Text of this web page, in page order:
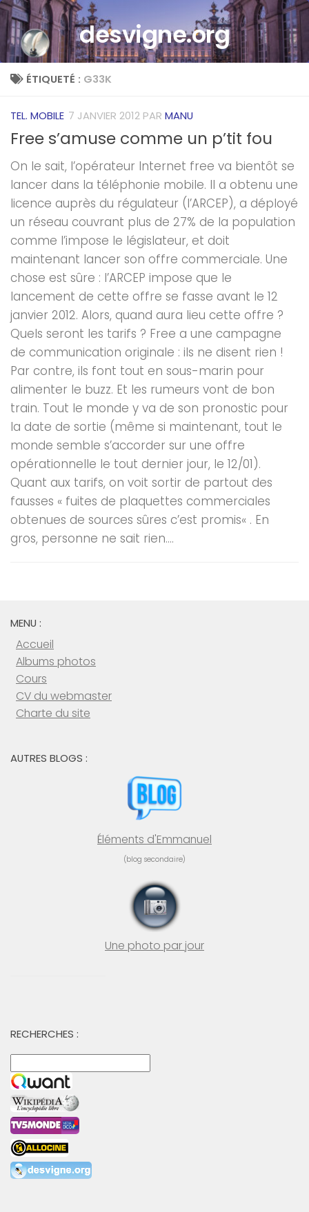
Skip to contentdesvigne.org
ÉTIQUETÉ : G33K
TEL. MOBILE 7 JANVIER 2012 PAR MANU
Free s’amuse comme un p’tit fou
On le sait, l’opérateur Internet free va bientôt se
lancer dans la téléphonie mobile. Il a obtenu une
licence auprès du régulateur (l’ARCEP), a déployé
un réseau couvrant plus de 27% de la population
comme l’impose le législateur, et doit
maintenant lancer son offre commerciale. Une
chose est sûre : l’ARCEP impose que le
lancement de cette offre se fasse avant le 12
janvier 2012. Alors, quand aura lieu cette offre ?
Quels seront les tarifs ? Free a une campagne
de communication originale : ils ne disent rien !
Par contre, ils font tout en sous-marin pour
alimenter le buzz. Et les rumeurs vont de bon
train. Tout le monde y va de son pronostic pour
la date de sortie (même si maintenant, tout le
monde semble s’accorder sur une offre
opérationnelle le tout dernier jour, le 12/01).
Quant aux tarifs, on voit sortir de partout des
fausses « fuites de plaquettes commerciales
obtenues de sources sûres c’est promis« . En
gros, personne ne sait rien....
MENU :
Accueil
Albums photos
Cours
CV du webmaster
Charte du site
AUTRES BLOGS :
Éléments d'Emmanuel
(blog secondaire)
Une photo par jour
RECHERCHES :